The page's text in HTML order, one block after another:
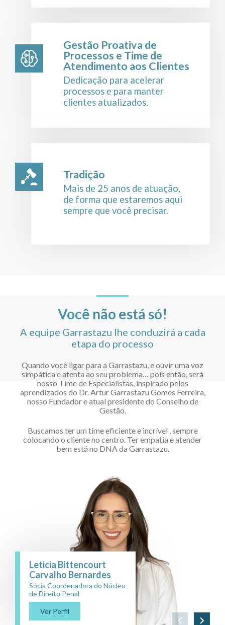
Gestão Proativa de
Processos e Time de
Atendimento aos Clientes
Dedicação para acelerar
processos e para manter
clientes atualizados.
Tradição
Mais de 25 anos de atuação,
de forma que estaremos aqui
sempre que você precisar.
Você não está só!
A equipe Garrastazu lhe conduzirá a cada
etapa do processo
Quando você ligar para a Garrastazu, e ouvir uma voz
simpática e atenta ao seu problema… pois então, será
nosso Time de Especialistas, inspirado pelos
aprendizados do Dr. Artur Garrastazu Gomes Ferreira,
nosso Fundador e atual presidente do Conselho de
Gestão.
Buscamos ter um time eficiente e incrível , sempre
colocando o cliente no centro. Ter empatia e atender
bem está no DNA da Garrastazu.
Leticia Bittencourt
Carvalho Bernardes
Sócia Coordenadora do Núcleo
de Direito Penal
Ver Perfil